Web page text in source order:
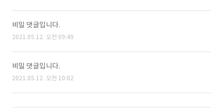
비밀 댓글입니다.
2021.05.12. 오전 09:49
비밀 댓글입니다.
2021.05.12. 오전 10:02